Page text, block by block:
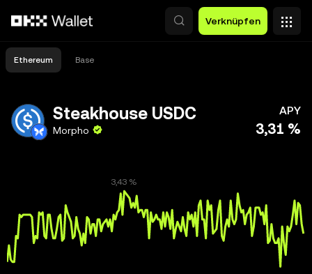
Verknüpfen
Ethereum Base
Steakhouse USDC
Morpho
APY
3,31 %